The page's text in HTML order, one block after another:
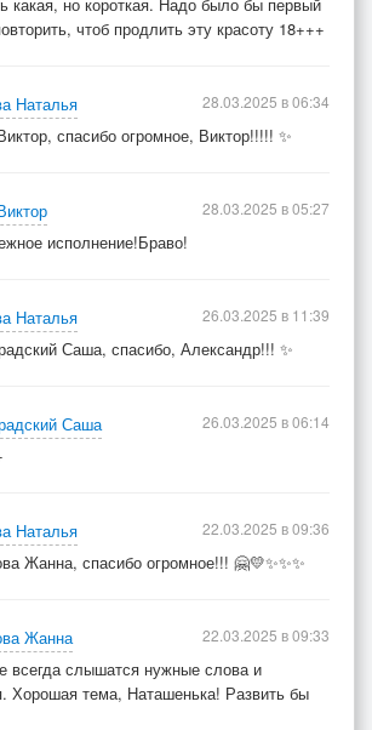
чтоб продлить эту красоту 18+++
Наталья
спасибо огромное, Виктор!!!!! ✨
28.03.2025 в 06:34
исполнение!Браво!
28.03.2025 в 05:27
Наталья
Саша, спасибо, Александр!!! ✨
26.03.2025 в 11:39
Саша
26.03.2025 в 06:14
Наталья
Жанна, спасибо огромное!!! 🤗💛✨✨✨
22.03.2025 в 09:36
Жанна
всегда слышатся нужные слова и
Хорошая тема, Наташенька! Развить бы
22.03.2025 в 09:33